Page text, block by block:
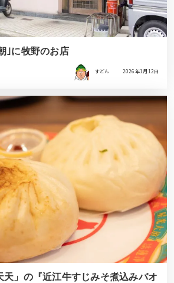
｣に牧野のお店
すどん 2026年1月12日
天」の『近江牛すじみそ煮込みバオ